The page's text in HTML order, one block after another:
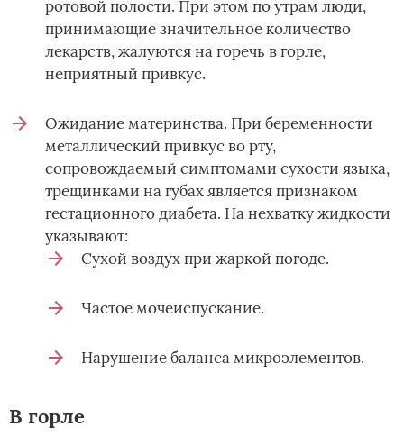
ротовой полости. При этом по утрам люди,
принимающие значительное количество
лекарств, жалуются на горечь в горле,
неприятный привкус.
Ожидание материнства. При беременности
металлический привкус во рту,
сопровождаемый симптомами сухости языка,
трещинками на губах является признаком
гестационного диабета. На нехватку жидкости
указывают:
Сухой воздух при жаркой погоде.
Частое мочеиспускание.
Нарушение баланса микроэлементов.
В горле